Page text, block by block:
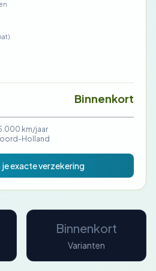
Binnenkort
km/jaar
Holland
je exacte verzekering
Binnenkort
Varianten